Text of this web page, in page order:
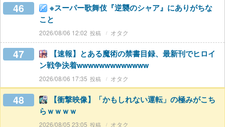
46
※スーパー歌舞伎『逆襲のシャア』にありがちな
こと
2026/08/06 12:02 オタク
47
【速報】とある魔術の禁書目録、最新刊でヒロイ
ン戦争決着wwwwwwwwwwwww
2026/08/06 17:35 オタク
48
【衝撃映像】「かもしれない運転」の極みがこち
らｗｗｗｗ
2026/08/05 23:05 オタク